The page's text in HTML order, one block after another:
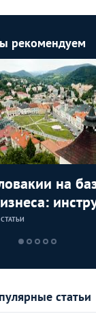
рекомендуем
на
СНГ
статьи